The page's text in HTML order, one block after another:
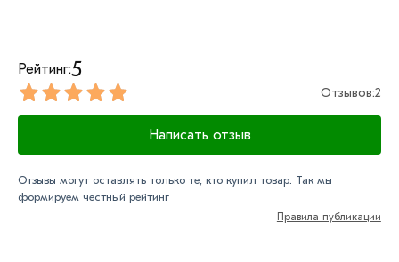
Рейтинг:5
Отзывов:2
Написать отзыв
Отзывы могут оставлять только те, кто купил товар. Так мы
формируем честный рейтинг
Правила публикации